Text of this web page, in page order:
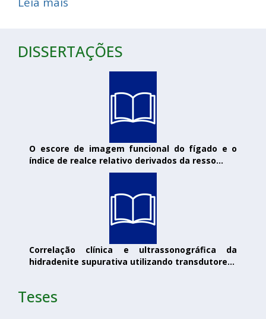
DISSERTAÇÕES
O escore de imagem funcional do fígado e o
índice de realce relativo derivados da resso...
Correlação clínica e ultrassonográfica da
hidradenite supurativa utilizando transdutore...
Teses